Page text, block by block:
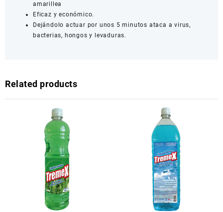
amarillea
Eficaz y económico.
Dejándolo actuar por unos 5 minutos ataca a virus,
bacterias, hongos y levaduras.
Related products